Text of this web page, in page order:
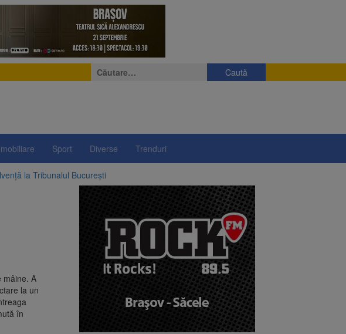
Caută
după:
Sport Diverse Trenduri
la Tribunalul București
consumatori de energie
în aplicare noul sistem de taxare rutieră
în peste 200 de orașe din lume
mâine. A
la un
în